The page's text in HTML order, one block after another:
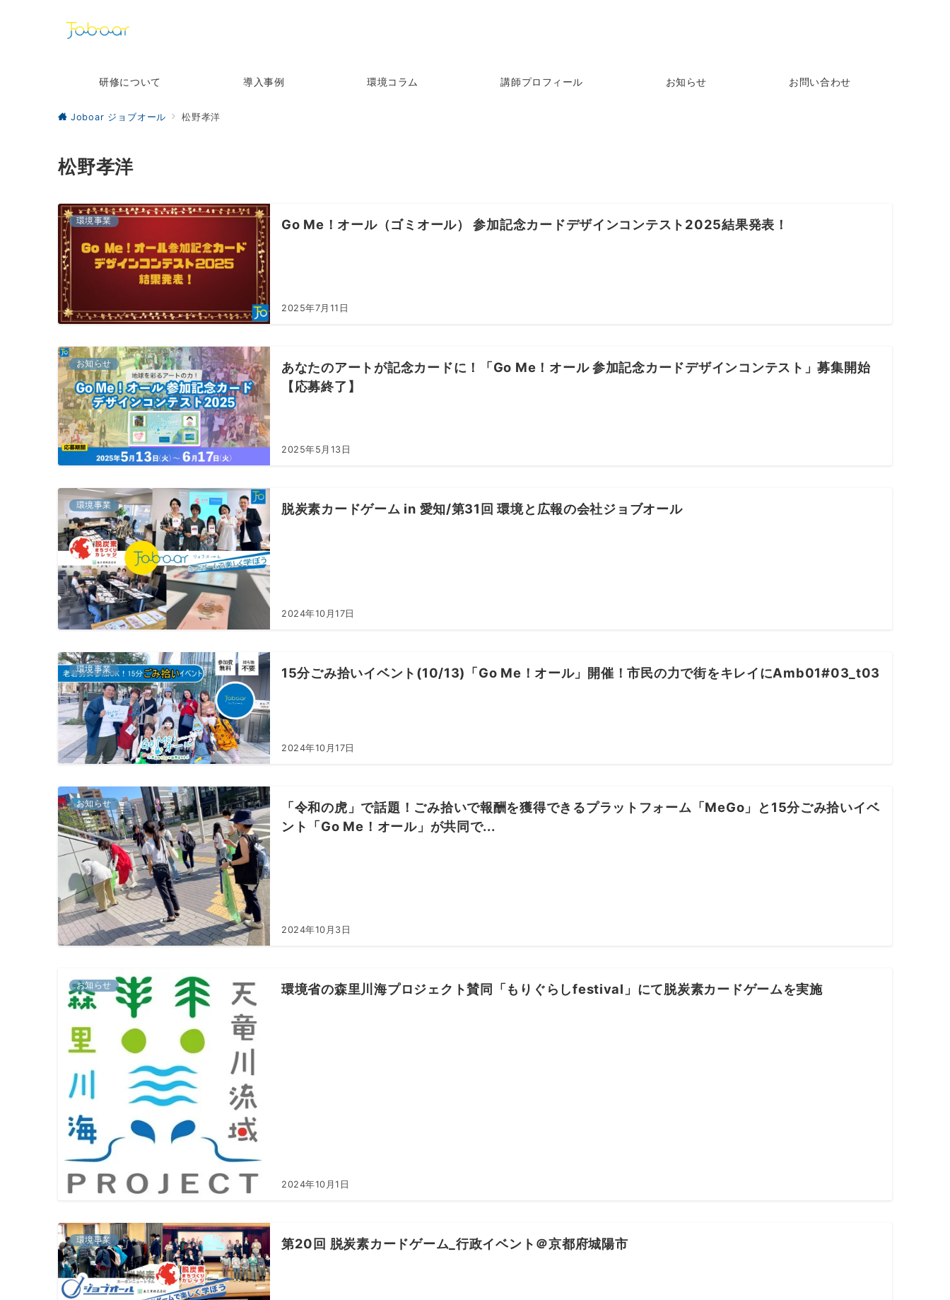
研修について 導入事例 環境コラム 講師プロフィール お知らせ お問い合わせ
Joboar ジョブオール 松野孝洋
松野孝洋
環境事業 Go Me！オール（ゴミオール） 参加記念カードデザインコンテスト2025結果発表！
2025年7月11日
お知らせ
あなたのアートが記念カードに！「Go Me！オール 参加記念カードデザインコンテスト」募集開始
【応募終了】
2025年5月13日
環境事業 脱炭素カードゲーム in 愛知/第31回 環境と広報の会社ジョブオール
2024年10月17日
環境事業 15分ごみ拾いイベント(10/13)「Go Me！オール」開催！市民の力で街をキレイにAmb01#03_t03
2024年10月17日
お知らせ
「令和の虎」で話題！ごみ拾いで報酬を獲得できるプラットフォーム「MeGo」と15分ごみ拾いイベ
ント「Go Me！オール」が共同で...
2024年10月3日
お知らせ 環境省の森里川海プロジェクト賛同「もりぐらしfestival」にて脱炭素カードゲームを実施
2024年10月1日
環境事業 第20回 脱炭素カードゲーム_行政イベント＠京都府城陽市